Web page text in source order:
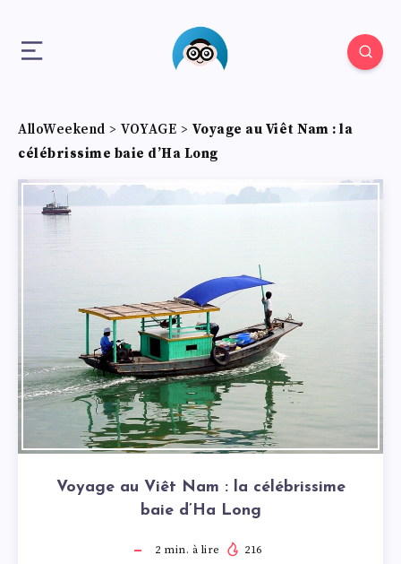
AlloWeekend > VOYAGE > Voyage au Viêt Nam : la
célébrissime baie d’Ha Long
Voyage au Viêt Nam : la célébrissime
baie d’Ha Long
2 min. à lire 216